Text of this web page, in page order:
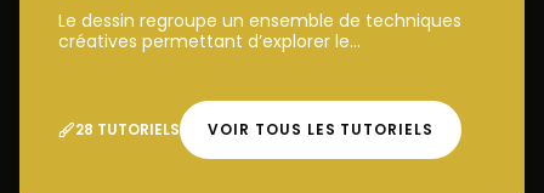
Le dessin regroupe un ensemble de techniques
créatives permettant d’explorer le...
28 TUTORIELS VOIR TOUS LES TUTORIELS